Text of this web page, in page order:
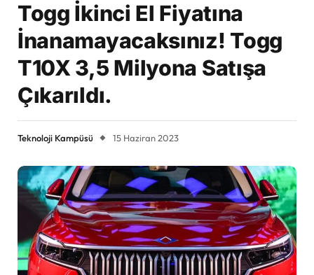
Togg İkinci El Fiyatına
İnanamayacaksınız! Togg
T10X 3,5 Milyona Satışa
Çıkarıldı.
Teknoloji Kampüsü 15 Haziran 2023